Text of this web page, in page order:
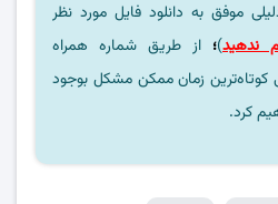
موفق به دانلود فایل مورد نظر
ندهید)؛ از طریق شماره همراه
کوتاه‌ترین زمان ممکن مشکل بوجود
کرد.